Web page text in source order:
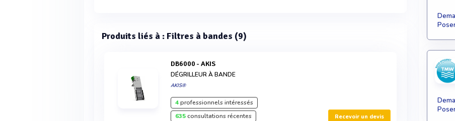
Produits liés à : Filtres à bandes (9)
DB6000 - AKIS
DÉGRILLEUR À BANDE
AKIS®
4professionnels intéressés
635consultations récentes Recevoir un devis